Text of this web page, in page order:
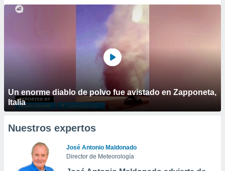
Un enorme diablo de polvo fue avistado en Zapponeta,
Italia
Nuestros expertos
José Antonio Maldonado
Director de Meteorología